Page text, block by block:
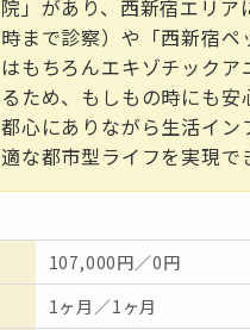
院」があり、西新宿エリ
時まで診察）や「西新宿
はもちろんエキゾチック
るため、もしもの時にも安
都心にありながら生活イ
適な都市型ライフを実現で
107,000円／0円
1ヶ月／1ヶ月